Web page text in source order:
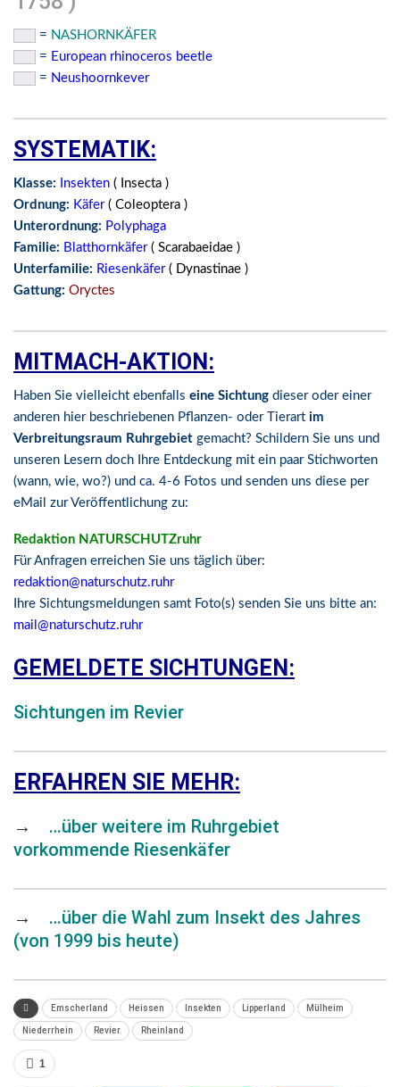
= NASHORNKÄFER
= European rhinoceros beetle
= Neushoornkever
SYSTEMATIK:
Klasse: Insekten ( Insecta )
Ordnung: Käfer( Coleoptera )
Unterordnung: Polyphaga
Familie: Blatthornkäfer ( Scarabaeidae )
Unterfamilie: Riesenkäfer( Dynastinae )
Gattung: Oryctes
MITMACH-AKTION:
Haben Sie vielleicht ebenfalls eine Sichtung dieser oder einer
anderen hier beschriebenen Pflanzen- oder Tierart im
Verbreitungsraum Ruhrgebiet gemacht? Schildern Sie uns und
unseren Lesern doch Ihre Entdeckung mit ein paar Stichworten
(wann, wie, wo?) und ca. 4-6 Fotos und senden uns diese per
eMail zur Veröffentlichung zu:
Redaktion NATURSCHUTZruhr
Für Anfragen erreichen Sie uns täglich über:
redaktion@naturschutz.ruhr
Ihre Sichtungsmeldungen samt Foto(s) senden Sie uns bitte an:
mail@naturschutz.ruhr
GEMELDETE SICHTUNGEN:
Sichtungen im Revier
ERFAHREN SIE MEHR:
→ …über weitere im Ruhrgebiet
vorkommende Riesenkäfer
→ …über die Wahl zum Insekt des Jahres
(von 1999 bis heute)
Emscherland Heissen Insekten Lipperland Mülheim
Niederrhein Revier Rheinland
1